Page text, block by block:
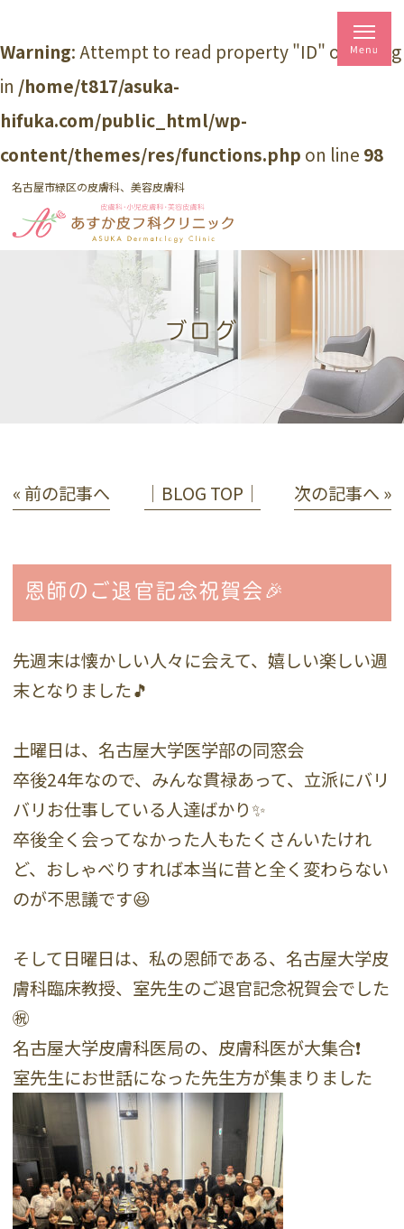
Warning: Attempt to read property "ID" on string
in /home/t817/asuka-
hifuka.com/public_html/wp-
content/themes/res/functions.php on line 98
名古屋市緑区の皮膚科、美容皮膚科
ブログ
« 前の記事へ │BLOG TOP│ 次の記事へ »
恩師のご退官記念祝賀会🎉
先週末は懐かしい人々に会えて、嬉しい楽しい週
末となりました🎵
土曜日は、名古屋大学医学部の同窓会
卒後24年なので、みんな貫禄あって、立派にバリ
バリお仕事している人達ばかり✨
卒後全く会ってなかった人もたくさんいたけれ
ど、おしゃべりすれば本当に昔と全く変わらない
のが不思議です😆
そして日曜日は、私の恩師である、名古屋大学皮
膚科臨床教授、室先生のご退官記念祝賀会でした
㊗️
名古屋大学皮膚科医局の、皮膚科医が大集合❗️
室先生にお世話になった先生方が集まりました